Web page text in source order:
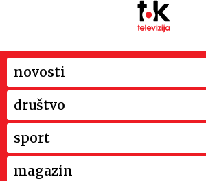
novosti
društvo
sport
magazin